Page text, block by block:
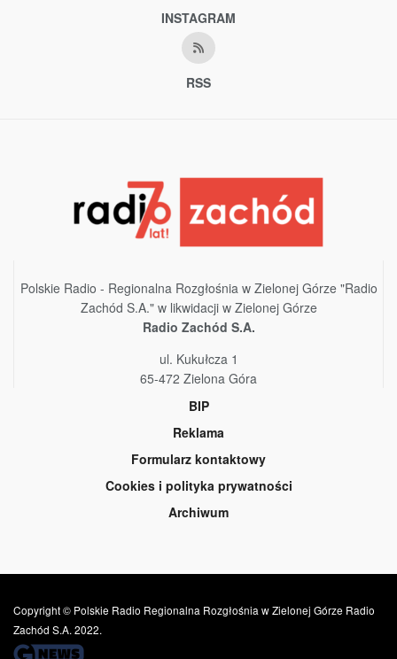
INSTAGRAM
RSS
Polskie Radio - Regionalna Rozgłośnia w Zielonej Górze "Radio
Zachód S.A." w likwidacji w Zielonej Górze
Radio Zachód S.A.
ul. Kukułcza 1
65-472 Zielona Góra
BIP
Reklama
Formularz kontaktowy
Cookies i polityka prywatności
Archiwum
Copyright © Polskie Radio Regionalna Rozgłośnia w Zielonej Górze Radio
Zachód S.A. 2022.